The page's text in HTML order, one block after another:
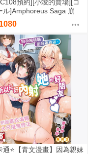
預約][小竣的賣場][コ
ル]Amphoreus Saga 崩
穹鐵道 同人誌id=3745928
1080
通⭐️【青文漫畫】因為親妹